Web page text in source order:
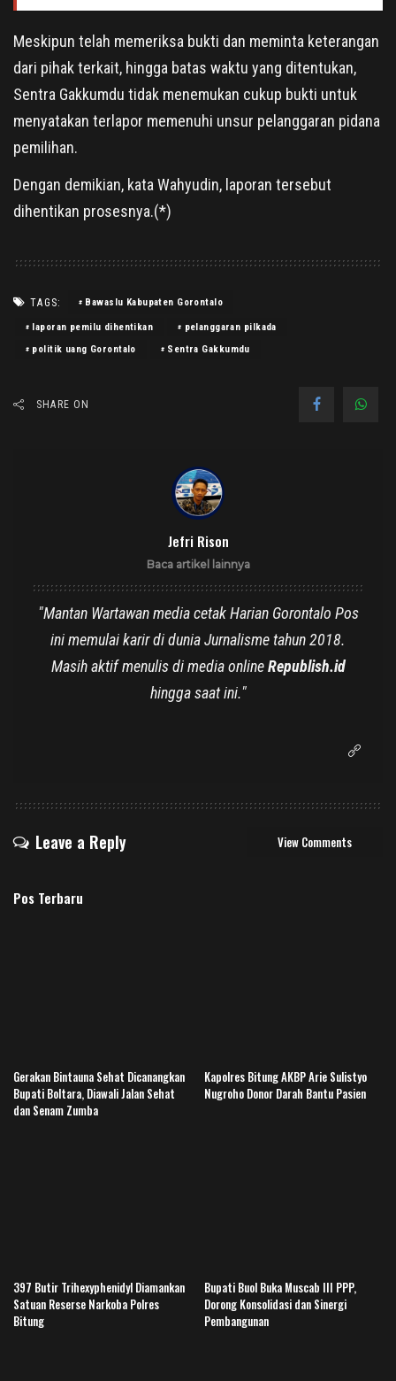
Meskipun telah memeriksa bukti dan meminta keterangan
dari pihak terkait, hingga batas waktu yang ditentukan,
Sentra Gakkumdu tidak menemukan cukup bukti untuk
menyatakan terlapor memenuhi unsur pelanggaran pidana
pemilihan.
Dengan demikian, kata Wahyudin, laporan tersebut
dihentikan prosesnya.(*)
TAGS: Bawaslu Kabupaten Gorontalo
laporan pemilu dihentikan
pelanggaran pilkada
politik uang Gorontalo
Sentra Gakkumdu
SHARE ON
Jefri Rison
Baca artikel lainnya
"Mantan Wartawan media cetak Harian Gorontalo Pos
ini memulai karir di dunia Jurnalisme tahun 2018.
Masih aktif menulis di media onlineRepublish.id
hingga saat ini."
Leave a Reply View Comments
Pos Terbaru
Gerakan Bintauna Sehat Dicanangkan
Bupati Boltara, Diawali Jalan Sehat
dan Senam Zumba
Kapolres Bitung AKBP Arie Sulistyo
Nugroho Donor Darah Bantu Pasien
397 Butir Trihexyphenidyl Diamankan
Satuan Reserse Narkoba Polres
Bitung
Bupati Buol Buka Muscab III PPP,
Dorong Konsolidasi dan Sinergi
Pembangunan